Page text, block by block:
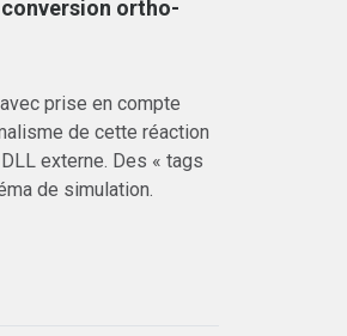
ortho-
prise en compte
de cette réaction
externe. Des « tags
de simulation.